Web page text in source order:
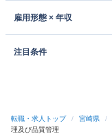
雇用形態 × 年収
注目条件
転職・求人トップ / 宮崎県 /
理及び品質管理